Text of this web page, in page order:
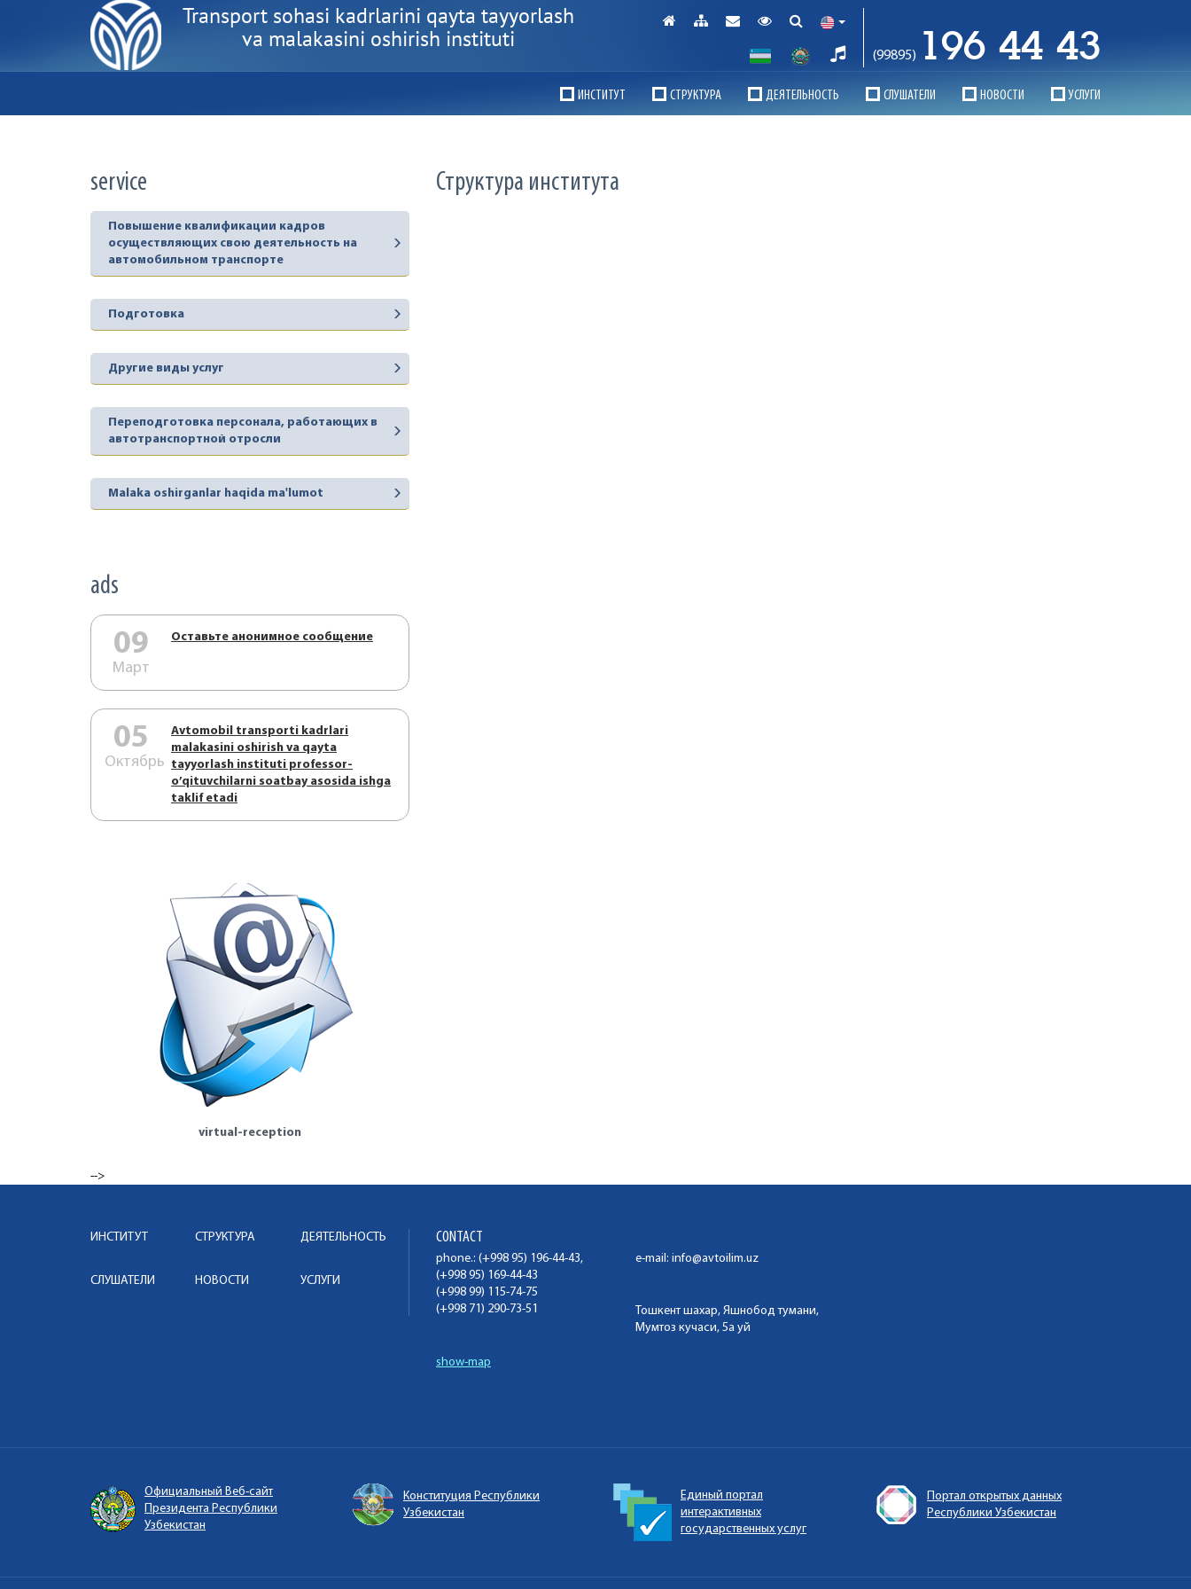
Transport sohasi kadrlarini qayta tayyorlash
va malakasini oshirish instituti
(99895) 196 44 43
ИНСТИТУТ СТРУКТУРА ДЕЯТЕЛЬНОСТЬ СЛУШАТЕЛИ НОВОСТИ УСЛУГИ
service
Повышение квалификации кадров
осуществляющих свою деятельность на
автомобильном транспорте
Подготовка
Другие виды услуг
Переподготовка персонала, работающих в
автотранспортной отросли
Malaka oshirganlar haqida ma'lumot
ads
09
Март
Оставьте анонимное сообщение
05
Октябрь
Аvtоmоbil trаnspоrti kаdrlаri
mаlаkаsini оshirish vа qаytа
tаyyorlаsh instituti prоfеssоr-
o’qituvchilаrni sоаtbаy аsоsidа ishgа
tаklif etаdi
virtual-reception
Структура института
-->
ИНСТИТУТ СТРУКТУРА ДЕЯТЕЛЬНОСТЬ
СЛУШАТЕЛИ НОВОСТИ УСЛУГИ
CONTACT
phone.: (+998 95) 196-44-43,
(+998 95) 169-44-43
(+998 99) 115-74-75
(+998 71) 290-73-51
e-mail: info@avtoilim.uz
Тошкент шахар, Яшнобод тумани,
Мумтоз кучаси, 5а уй
show-map
Официальный Веб-сайт
Президента Республики
Узбекистан
Конституция Республики
Узбекистан
Единый портал
интерактивных
государственных услуг
Портал открытых данных
Республики Узбекистан